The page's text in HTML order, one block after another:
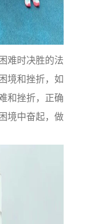
难时决胜的法
境和挫折，如
和挫折，正确
境中奋起，做